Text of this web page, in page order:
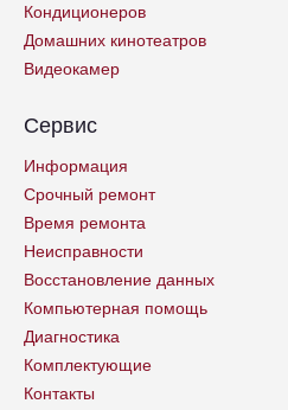
Кондиционеров
Домашних кинотеатров
Видеокамер
Сервис
Информация
Срочный ремонт
Время ремонта
Неисправности
Восстановление данных
Компьютерная помощь
Диагностика
Комплектующие
Контакты